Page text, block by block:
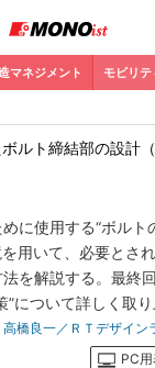
マネジメント モビリテ
ルト締結部の設計（
に使用する“ボルト
用いて、必要とさ
を解説する。最終
について詳しく取り
高橋良一／ＲＴデザイン
PC